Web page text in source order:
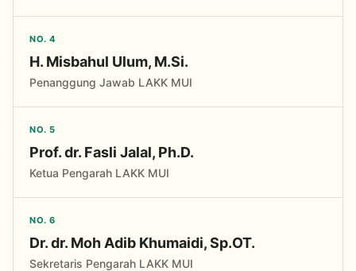
NO. 4
H. Misbahul Ulum, M.Si.
Penanggung Jawab LAKK MUI
NO. 5
Prof. dr. Fasli Jalal, Ph.D.
Ketua Pengarah LAKK MUI
NO. 6
Dr. dr. Moh Adib Khumaidi, Sp.OT.
Sekretaris Pengarah LAKK MUI